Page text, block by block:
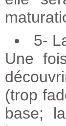
5-
Une
(trop
base;